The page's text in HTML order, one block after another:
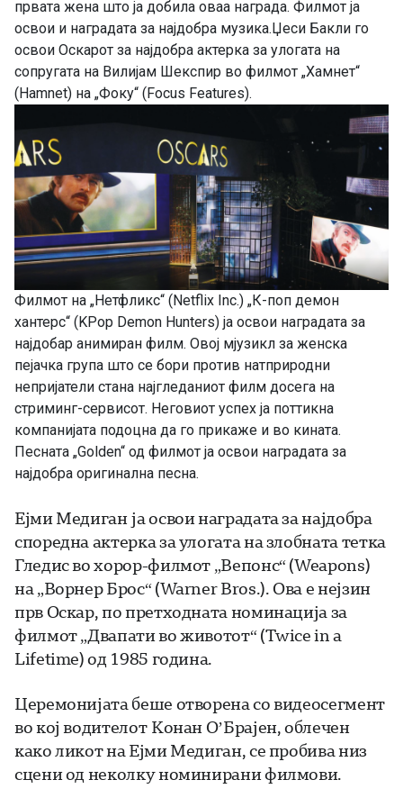
првата жена што ја добила оваа награда. Филмот ја
освои и наградата за најдобра музика.Џеси Бакли го
освои Оскарот за најдобра актерка за улогата на
сопругата на Вилијам Шекспир во филмот „Хамнет“
(Hamnet) на „Фоку“ (Focus Features).
Филмот на „Нетфликс“ (Netflix Inc.) „К-поп демон
хантерс“ (KPop Demon Hunters) ја освои наградата за
најдобар анимиран филм. Овој мјузикл за женска
пејачка група што се бори против натприродни
непријатели стана најгледаниот филм досега на
стриминг-сервисот. Неговиот успех ја поттикна
компанијата подоцна да го прикаже и во кината.
Песната „Golden“ од филмот ја освои наградата за
најдобра оригинална песна.
Ејми Медиган ја освои наградата за најдобра
споредна актерка за улогата на злобната тетка
Гледис во хорор-филмот „Вепонс“ (Weapons)
на „Ворнер Брос“ (Warner Bros.). Ова е нејзин
прв Оскар, по претходната номинација за
филмот „Двапати во животот“ (Twice in a
Lifetime) од 1985 година.
Церемонијата беше отворена со видеосегмент
во кој водителот Конан О’Брајен, облечен
како ликот на Ејми Медиган, се пробива низ
сцени од неколку номинирани филмови.